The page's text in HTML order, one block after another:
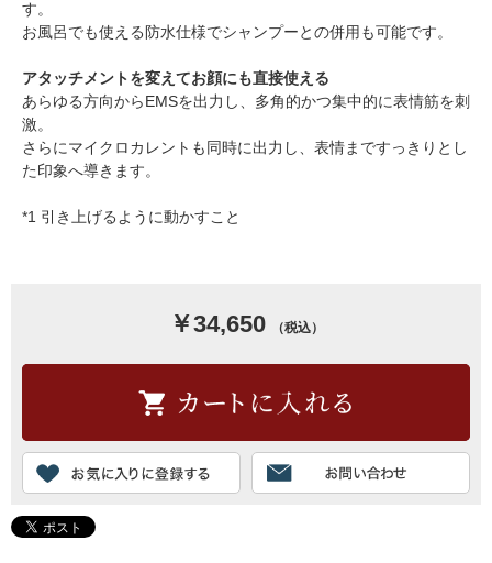
す。
お風呂でも使える防水仕様でシャンプーとの併用も可能です。
アタッチメントを変えてお顔にも直接使える
あらゆる方向からEMSを出力し、多角的かつ集中的に表情筋を刺
激。
さらにマイクロカレントも同時に出力し、表情まですっきりとし
た印象へ導きます。
*1 引き上げるように動かすこと
￥34,650 （税込）